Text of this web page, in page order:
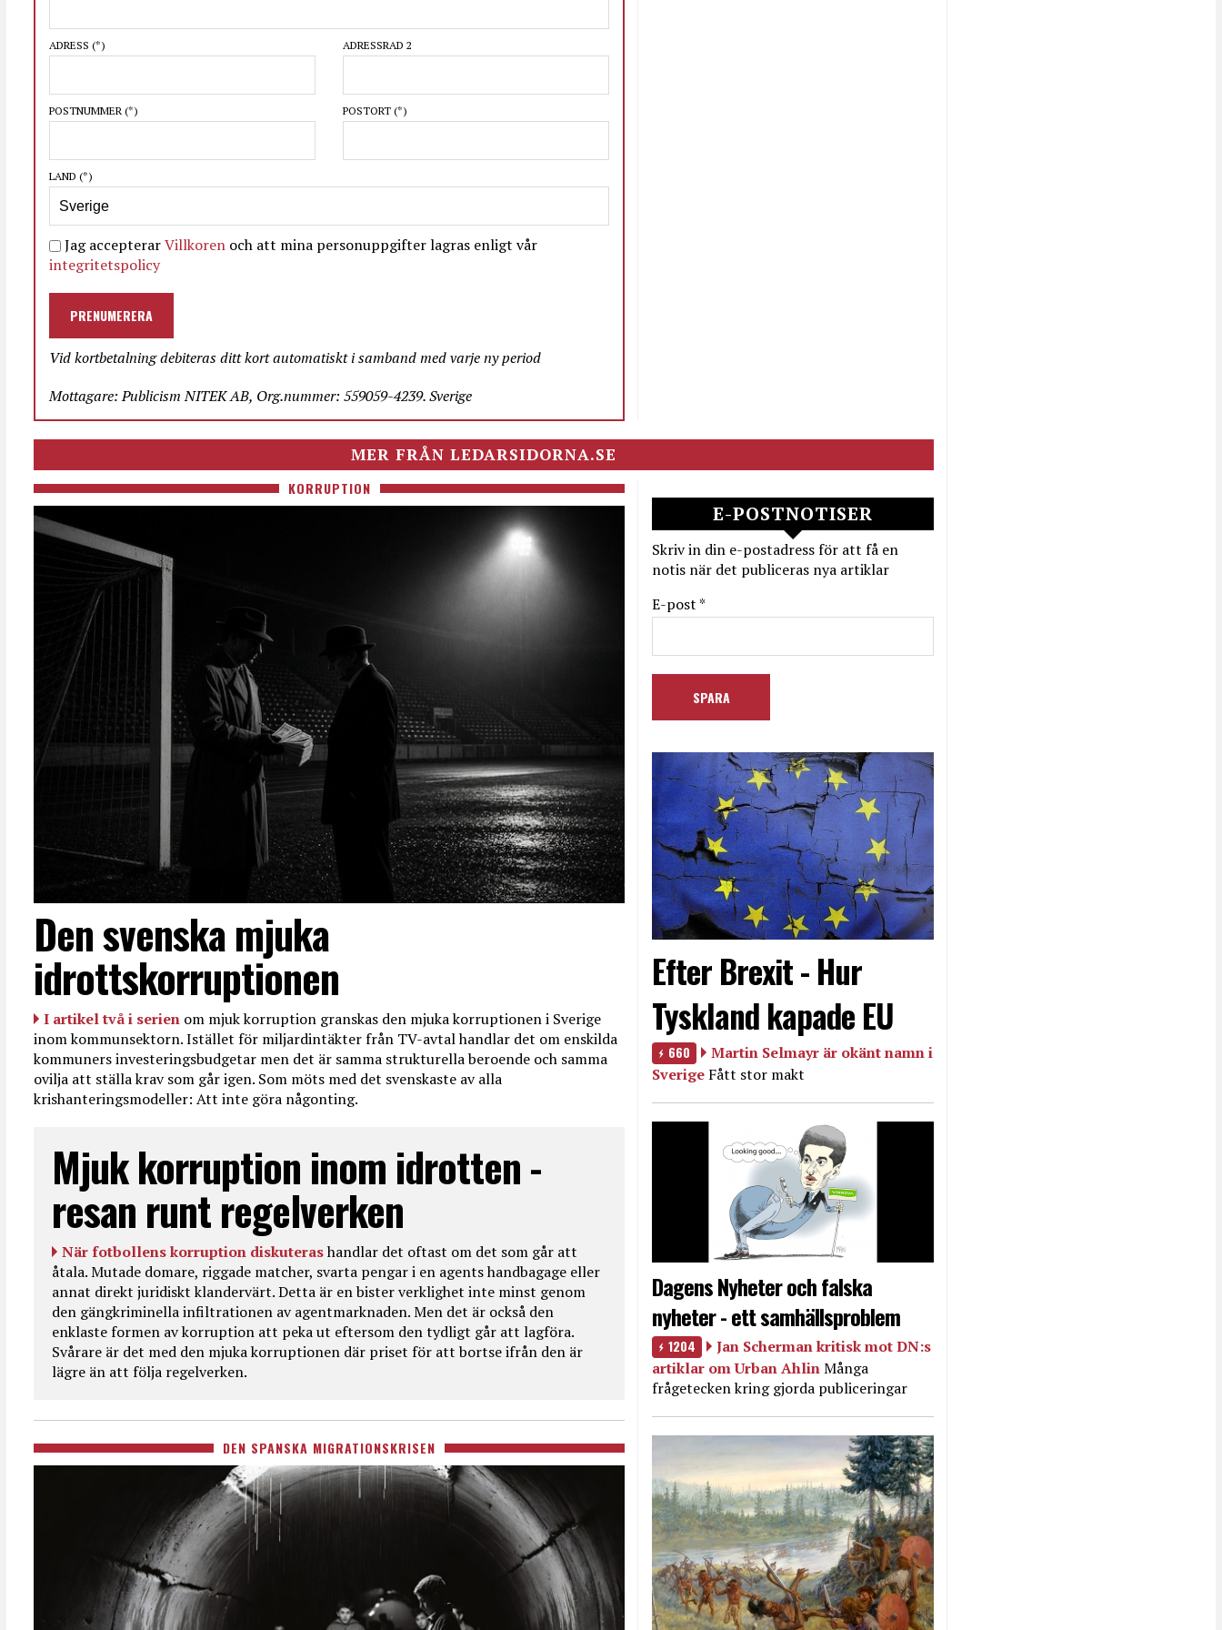
ADRESS (*) ADRESSRAD 2
POSTNUMMER (*) POSTORT (*)
LAND (*)
Jag accepterarVillkoren och att mina personuppgifter lagras enligt vår
integritetspolicy
PRENUMERERA
Vid kortbetalning debiteras ditt kort automatiskt i samband med varje ny period
Mottagare: Publicism NITEK AB, Org.nummer: 559059-4239. Sverige
MER FRÅN LEDARSIDORNA.SE
KORRUPTION
Den svenska mjuka
idrottskorruptionen
I artikel två i serien om mjuk korruption granskas den mjuka korruptionen i Sverige
inom kommunsektorn. Istället för miljardintäkter från TV-avtal handlar det om enskilda
kommuners investeringsbudgetar men det är samma strukturella beroende och samma
ovilja att ställa krav som går igen. Som möts med det svenskaste av alla
krishanteringsmodeller: Att inte göra någonting.
Mjuk korruption inom idrotten -
resan runt regelverken
När fotbollens korruption diskuterashandlar det oftast om det som går att
åtala. Mutade domare, riggade matcher, svarta pengar i en agents handbagage eller
annat direkt juridiskt klandervärt. Detta är en bister verklighet inte minst genom
den gängkriminella infiltrationen av agentmarknaden. Men det är också den
enklaste formen av korruption att peka ut eftersom den tydligt går att lagföra.
Svårare är det med den mjuka korruptionen där priset för att bortse ifrån den är
lägre än att följa regelverken.
DEN SPANSKA MIGRATIONSKRISEN
E-POSTNOTISER
Skriv in din e-postadress för att få en
notis när det publiceras nya artiklar
E-post *
Efter Brexit - Hur
Tyskland kapade EU
660
Martin Selmayr är okänt namn i
Sverige Fått stor makt
Dagens Nyheter och falska
nyheter - ett samhällsproblem
1204
Jan Scherman kritisk mot DN:s
artiklar om Urban AhlinMånga
frågetecken kring gjorda publiceringar